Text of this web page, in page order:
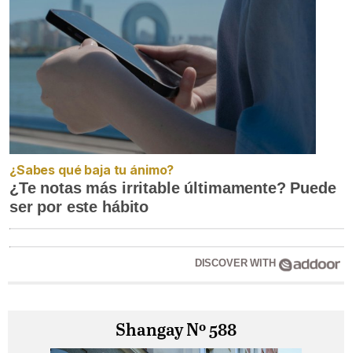
¿Sabes qué baja tu ánimo?
¿Te notas más irritable últimamente? Puede
ser por este hábito
DISCOVER WITH
Shangay Nº 588